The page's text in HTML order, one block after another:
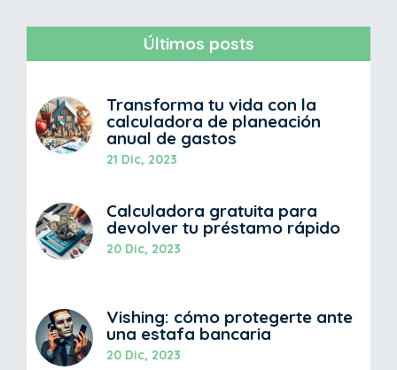
Últimos posts
Transforma tu vida con la
calculadora de planeación
anual de gastos
21 Dic, 2023
Calculadora gratuita para
devolver tu préstamo rápido
20 Dic, 2023
Vishing: cómo protegerte ante
una estafa bancaria
20 Dic, 2023